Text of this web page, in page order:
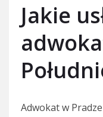
Jakie
Adwokat w